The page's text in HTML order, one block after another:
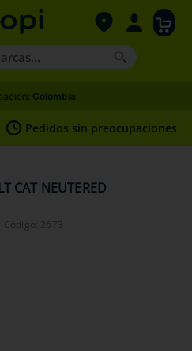
Colombia
Pedidos sin preocupaciones
CAT NEUTERED
Código: 2673